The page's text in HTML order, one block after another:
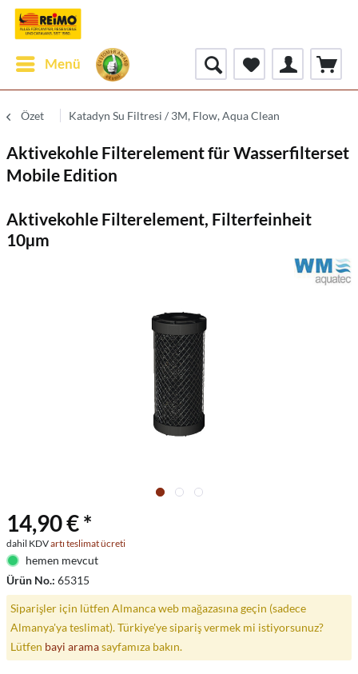
Menü
Özet Katadyn Su Filtresi / 3M, Flow, Aqua Clean
Aktivekohle Filterelement für Wasserfilterset
Mobile Edition
Aktivekohle Filterelement, Filterfeinheit
10µm
14,90 € *
dahil KDVartı teslimat ücreti
hemen mevcut
Ürün No.: 65315
Siparişler için lütfen Almanca web mağazasına geçin (sadece
Almanya'ya teslimat). Türkiye'ye sipariş vermek mi istiyorsunuz?
Lütfen bayi aramasayfamıza bakın.